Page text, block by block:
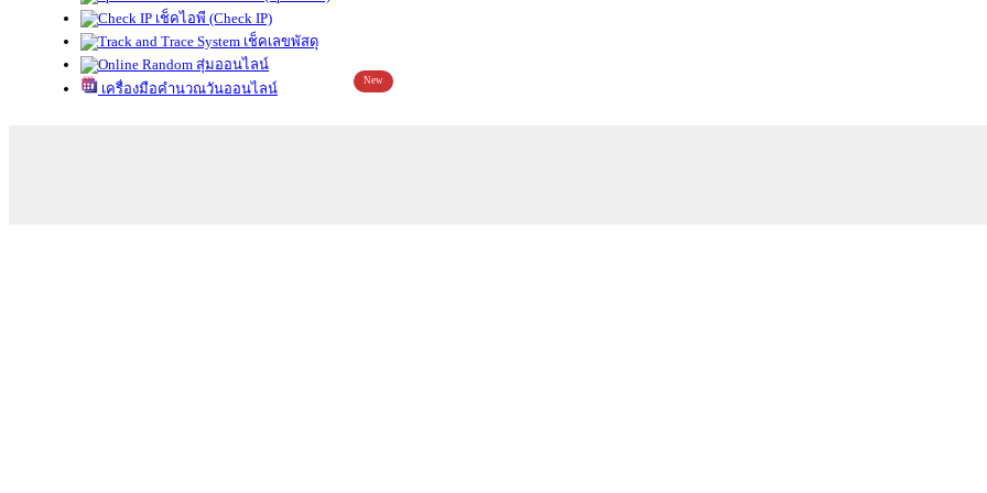
เช็คไอพี (Check IP)
เช็คเลขพัสดุ
สุ่มออนไลน์
เครื่องมือคำนวณวันออนไลน์
New